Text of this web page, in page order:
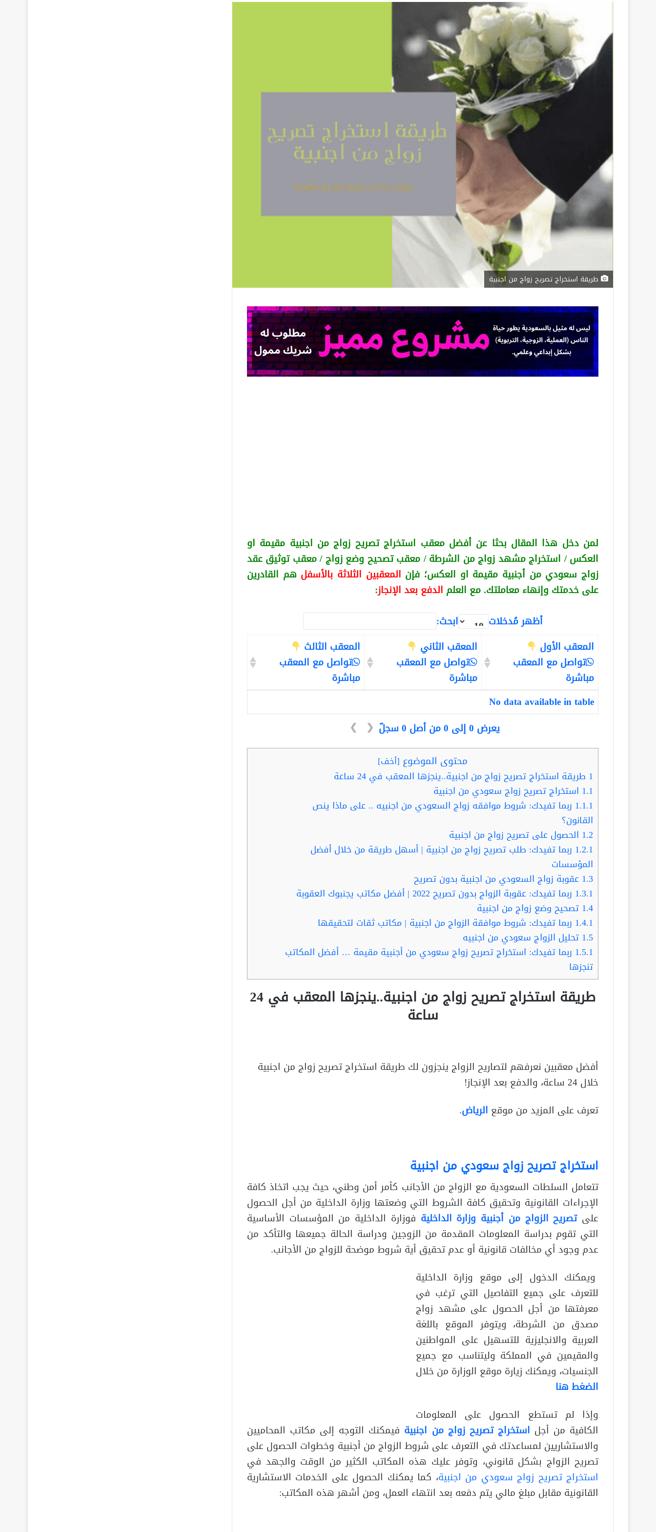
طريقة استخراج تصريح زواج من اجنبية
لمن دخل هذا المقال بحثا عن أفضل معقب استخراج تصريح زواج من اجنبية مقيمة او
العكس/ استخراج مشهد زواج من الشرطة / معقب تصحيح وضع زواج / معقب توثيق عقد
زواج سعودي من أجنبية مقيمة او العكس؛ فإن المعقبين الثلاثة بالأسفل هم القادرين
على خدمتك وإنهاء معاملتك. مع العلم الدفع بعد الإنجاز:
أظهر مُدخلات
ابحث:
المعقب الأول
تواصل مع المعقب
مباشرة
المعقب الثاني
تواصل مع المعقب
مباشرة
المعقب الثالث
تواصل مع المعقب
مباشرة
No data available in table
يعرض 0 إلى 0 من أصل 0 سجلّ
❮
❯
محتوى الموضوع [أخف]
1 طريقة استخراج تصريح زواج من اجنبية..ينجزها المعقب في 24 ساعة
1.1 استخراج تصريح زواج سعودي من اجنبية
1.1.1 ربما تفيدك: شروط موافقه زواج السعودي من اجنبيه .. على ماذا ينص
القانون؟
1.2 الحصول على تصريح زواج من اجنبية
1.2.1 ربما تفيدك: طلب تصريح زواج من اجنبية | أسهل طريقة من خلال أفضل
المؤسسات
1.3 عقوبة زواج السعودي من اجنبية بدون تصريح
1.3.1 ربما تفيدك: عقوبة الزواج بدون تصريح 2022 | أفضل مكاتب يجنبوك العقوبة
1.4 تصحيح وضع زواج من اجنبية
1.4.1 ربما تفيدك: شروط موافقة الزواج من اجنبية | مكاتب ثقات لتحقيقها
1.5 تحليل الزواج سعودي من اجنبيه
1.5.1 ربما تفيدك: استخراج تصريح زواج سعودي من أجنبية مقيمة … أفضل المكاتب
تنجزها
طريقة استخراج تصريح زواج من اجنبية..ينجزها المعقب في 24
ساعة
أفضل معقبين نعرفهم لتصاريح الزواج ينجزون لك طريقة استخراج تصريح زواج من اجنبية
خلال 24 ساعة، والدفع بعد الإنجاز!
تعرف على المزيد من موقع الرياض.
استخراج تصريح زواج سعودي من اجنبية
تتعامل السلطات السعودية مع الزواج من الأجانب كأمر أمن وطني، حيث يجب اتخاذ كافة
الإجراءات القانونية وتحقيق كافة الشروط التي وضعتها وزارة الداخلية من أجل الحصول
علىتصريح الزواج من أجنبية وزارة الداخلية فوزارة الداخلية من المؤسسات الأساسية
التي تقوم بدراسة المعلومات المقدمة من الزوجين ودراسة الحالة جميعها والتأكد من
عدم وجود أي مخالفات قانونية أو عدم تحقيق أية شروط موضحة للزواج من الأجانب.
ويمكنك الدخول إلى موقع وزارة الداخلية
للتعرف على جميع التفاصيل التي ترغب في
معرفتها من أجل الحصول على مشهد زواج
مصدق من الشرطة، ويتوفر الموقع باللغة
العربية والانجليزية للتسهيل على المواطنين
والمقيمين في المملكة وليتناسب مع جميع
الجنسيات، ويمكنك زيارة موقع الوزارة من خلال
الضغط هنا
وإذا لم تستطع الحصول على المعلومات
الكافية من أجل استخراج تصريح زواج من اجنبية فيمكنك التوجه إلى مكاتب المحاميين
والاستشاريين لمساعدتك في التعرف على شروط الزواج من أجنبية وخطوات الحصول على
تصريح الزواج بشكل قانوني، وتوفر عليك هذه المكاتب الكثير من الوقت والجهد في
استخراج تصريح زواج سعودي من اجنبية، كما يمكنك الحصول على الخدمات الاستشارية
القانونية مقابل مبلغ مالي يتم دفعه بعد انتهاء العمل، ومن أشهر هذه المكاتب: